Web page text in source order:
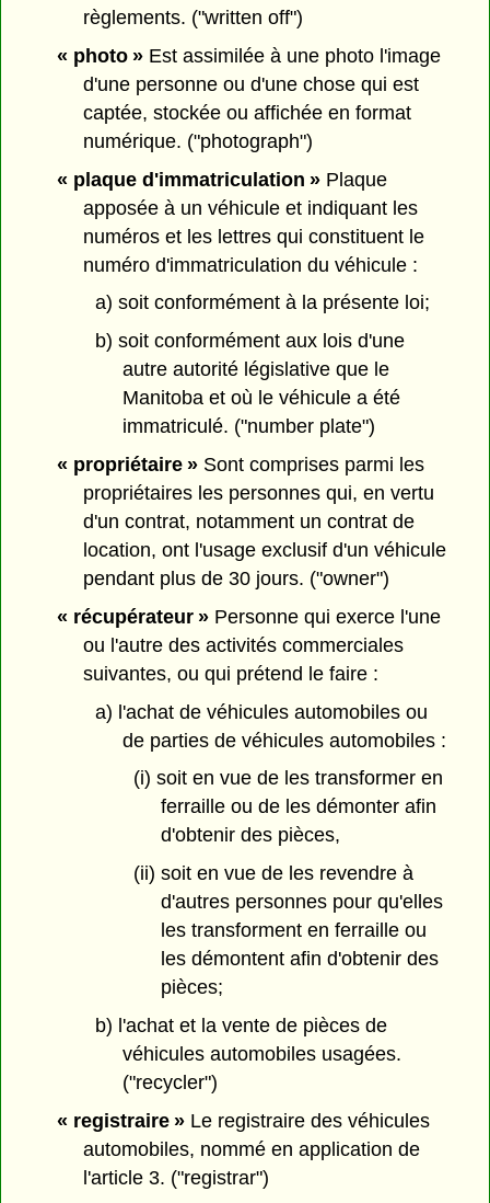
règlements. ("written off")
« photo »Est assimilée à une photo l'image
d'une personne ou d'une chose qui est
captée, stockée ou affichée en format
numérique. ("photograph")
« plaque d'immatriculation »Plaque
apposée à un véhicule et indiquant les
numéros et les lettres qui constituent le
numéro d'immatriculation du véhicule :
a) soit conformément à la présente loi;
b) soit conformément aux lois d'une
autre autorité législative que le
Manitoba et où le véhicule a été
immatriculé. ("number plate")
« propriétaire »Sont comprises parmi les
propriétaires les personnes qui, en vertu
d'un contrat, notamment un contrat de
location, ont l'usage exclusif d'un véhicule
pendant plus de 30 jours. ("owner")
« récupérateur »Personne qui exerce l'une
ou l'autre des activités commerciales
suivantes, ou qui prétend le faire :
a) l'achat de véhicules automobiles ou
de parties de véhicules automobiles :
(i) soit en vue de les transformer en
ferraille ou de les démonter afin
d'obtenir des pièces,
(ii) soit en vue de les revendre à
d'autres personnes pour qu'elles
les transforment en ferraille ou
les démontent afin d'obtenir des
pièces;
b) l'achat et la vente de pièces de
véhicules automobiles usagées.
("recycler")
« registraire »Le registraire des véhicules
automobiles, nommé en application de
l'article 3. ("registrar")